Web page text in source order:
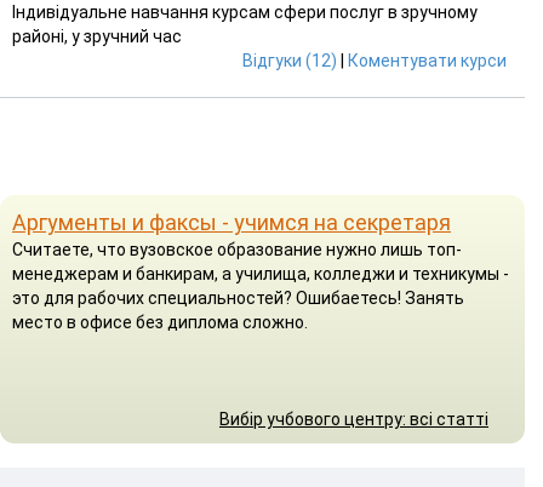
Індивідуальне навчання курсам сфери послуг в зручному
районі, у зручний час
Відгуки (12)
Коментувати курси
Аргументы и факсы - учимся на секретаря
Считаете, что вузовское образование нужно лишь топ-
менеджерам и банкирам, а училища, колледжи и техникумы -
это для рабочих специальностей? Ошибаетесь! Занять
место в офисе без диплома сложно.
Вибір учбового центру: всі статті